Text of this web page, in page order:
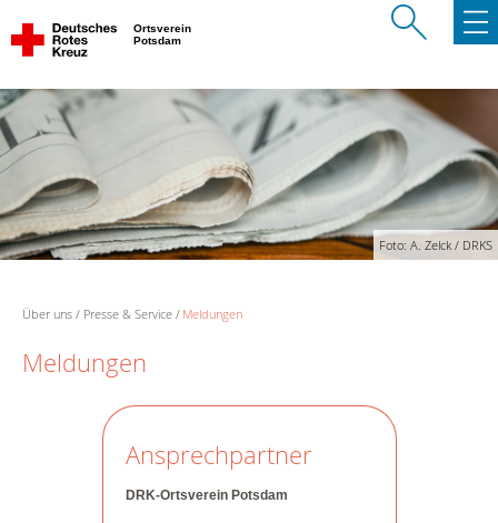
Ortsverein
Potsdam
Foto: A. Zelck / DRKS
Über uns Presse & Service Meldungen
Meldungen
Ansprechpartner
DRK-Ortsverein Potsdam